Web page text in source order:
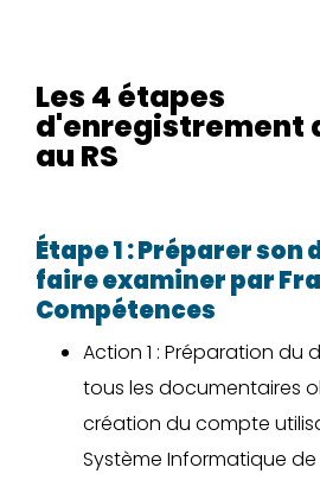
Les 4 étapes
d'enregistrement
au RS
Étape 1 : Préparer son
faire examiner par
Compétences
Action 1 : Préparation du
tous les documentaires
création du compte
Système Informatique de